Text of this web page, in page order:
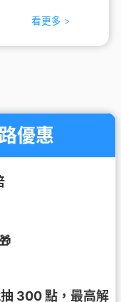
看更多 >
優惠
抽 300 點，最高解